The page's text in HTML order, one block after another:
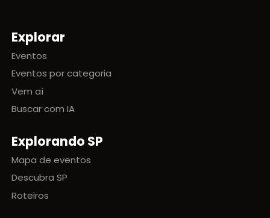
Mapa do site
Explorar
Eventos
Eventos por categoria
Vem aí
Buscar com IA
Explorando SP
Mapa de eventos
Descubra SP
Roteiros